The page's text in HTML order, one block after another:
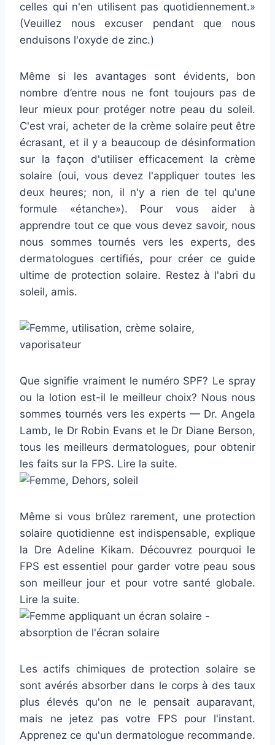
celles qui n'en utilisent pas quotidiennement.»
(Veuillez nous excuser pendant que nous
enduisons l'oxyde de zinc.)
Même si les avantages sont évidents, bon
nombre d’entre nous ne font toujours pas de
leur mieux pour protéger notre peau du soleil.
C'est vrai, acheter de la crème solaire peut être
écrasant, et il y a beaucoup de désinformation
sur la façon d'utiliser efficacement la crème
solaire (oui, vous devez l'appliquer toutes les
deux heures; non, il n'y a rien de tel qu'une
formule «étanche»). Pour vous aider à
apprendre tout ce que vous devez savoir, nous
nous sommes tournés vers les experts, des
dermatologues certifiés, pour créer ce guide
ultime de protection solaire. Restez à l'abri du
soleil, amis.
Que signifie vraiment le numéro SPF? Le spray
ou la lotion est-il le meilleur choix? Nous nous
sommes tournés vers les experts — Dr. Angela
Lamb, le Dr Robin Evans et le Dr Diane Berson,
tous les meilleurs dermatologues, pour obtenir
les faits sur la FPS. Lire la suite.
Même si vous brûlez rarement, une protection
solaire quotidienne est indispensable, explique
la Dre Adeline Kikam. Découvrez pourquoi le
FPS est essentiel pour garder votre peau sous
son meilleur jour et pour votre santé globale.
Lire la suite.
Les actifs chimiques de protection solaire se
sont avérés absorber dans le corps à des taux
plus élevés qu'on ne le pensait auparavant,
mais ne jetez pas votre FPS pour l'instant.
Apprenez ce qu'un dermatologue recommande.